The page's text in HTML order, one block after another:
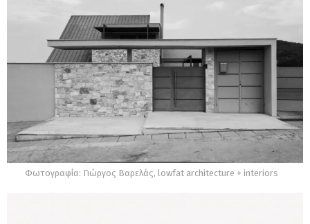
Φωτογραφία: Γιώργος Βαρελάς, lowfat architecture + interiors